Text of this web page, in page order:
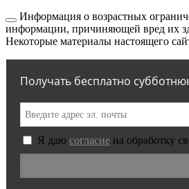
Информация о возрастных
информации, причиняющей вред их
Некоторые материалы настоящего
Получать бесплатно
Я даю согласие на обработку